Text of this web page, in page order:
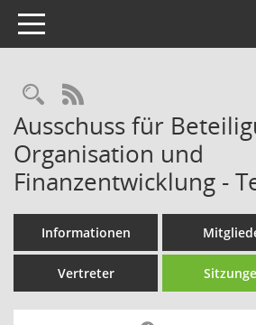
Toggle navigation
Rechercheauswahl
RSS-Feed
Ausschuss für
Organisation und
Finanzentwicklung -
Informationen
Vertreter